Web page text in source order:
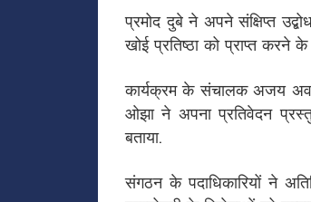
प्रमोद दुबे ने अपने संक्षिप्त
खोई प्रतिष्ठा को प्राप्त करने
कार्यक्रम के संचालक अजय
ओझा ने अपना प्रतिवेदन
बताया.
संगठन के पदाधिकारियों ने